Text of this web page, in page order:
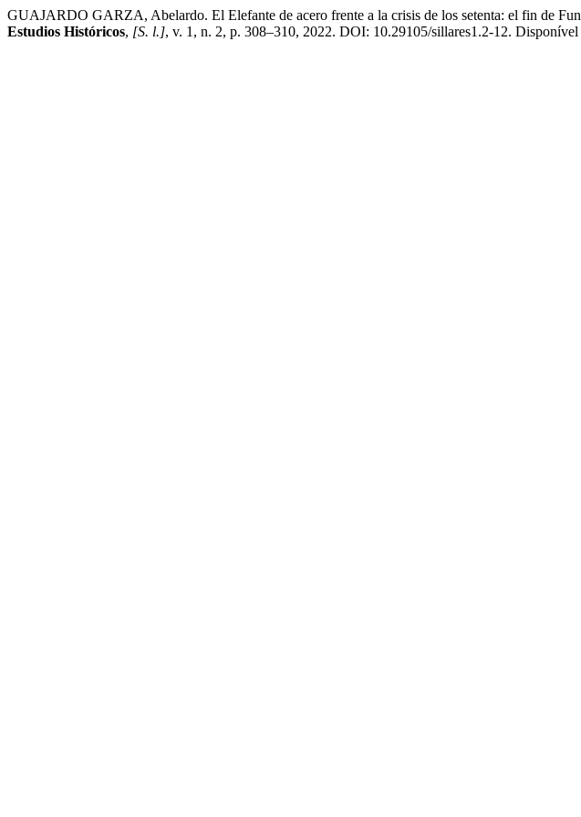
GUAJARDO GARZA, Abelardo. El Elefante de acero frente a la crisis de los setenta: el fin de
Estudios Históricos, [S. l.], v. 1, n. 2, p. 308–310, 2022. DOI: 10.29105/sillares1.2-12.